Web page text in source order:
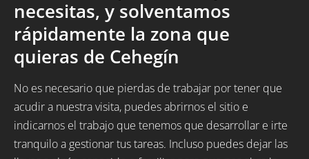
necesitas, y solventamos
rápidamente la zona que
quieras de Cehegín
No es necesario que pierdas de trabajar por tener que
acudir a nuestra visita, puedes abrirnos el sitio e
indicarnos el trabajo que tenemos que desarrollar e irte
tranquilo a gestionar tus tareas. Incluso puedes dejar las